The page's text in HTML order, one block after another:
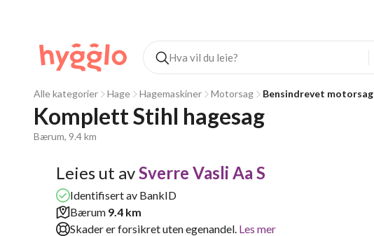
Alle kategorier Hage Hagemaskiner Motorsag Bensindrevet motorsag
Komplett Stihl hagesag
Bærum, 9.4 km
Leies ut avSverre Vasli Aa S
Identifisert av BankID
Bærum 9.4 km
Skader er forsikret uten egenandel. Les mer